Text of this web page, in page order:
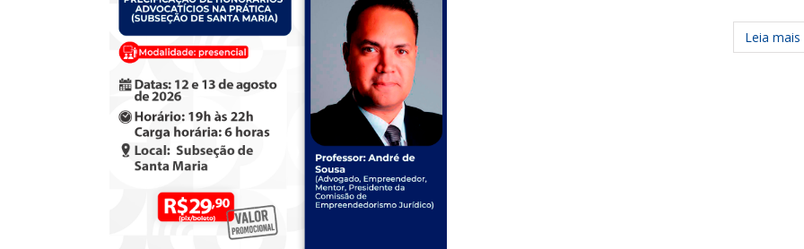
Leia mais